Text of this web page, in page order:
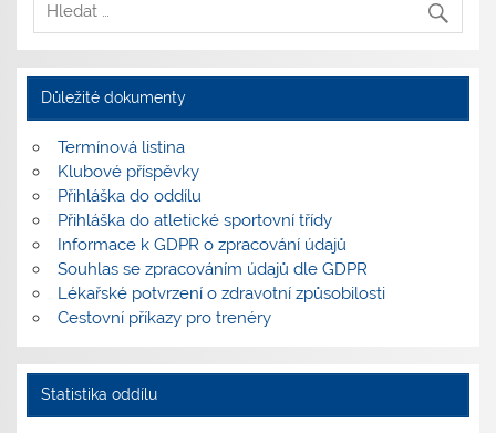
Důležité dokumenty
Termínová listina
Klubové příspěvky
Přihláška do oddílu
Přihláška do atletické sportovní třídy
Informace k GDPR o zpracování údajů
Souhlas se zpracováním údajů dle GDPR
Lékařské potvrzení o zdravotní způsobilosti
Cestovní příkazy pro trenéry
Statistika oddílu